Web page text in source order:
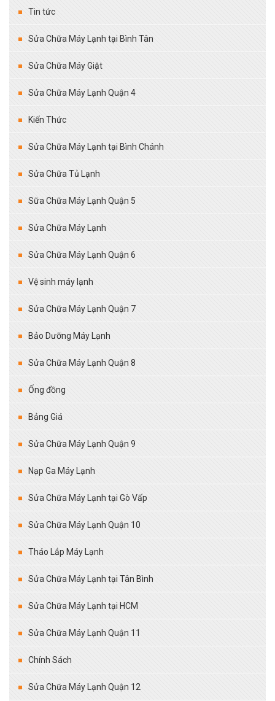
Tin tức
Sửa Chữa Máy Lạnh tại Bình Tân
Sửa Chữa Máy Giặt
Sửa Chữa Máy Lạnh Quận 4
Kiến Thức
Sửa Chữa Máy Lạnh tại Bình Chánh
Sửa Chữa Tủ Lạnh
Sữa Chữa Máy Lạnh Quận 5
Sửa Chữa Máy Lạnh
Sửa Chữa Máy Lạnh Quận 6
Vệ sinh máy lạnh
Sửa Chữa Máy Lạnh Quận 7
Bảo Dưỡng Máy Lạnh
Sửa Chữa Máy Lạnh Quận 8
Ống đồng
Bảng Giá
Sửa Chữa Máy Lạnh Quận 9
Nạp Ga Máy Lạnh
Sửa Chữa Máy Lạnh tại Gò Vấp
Sửa Chữa Máy Lạnh Quận 10
Tháo Lắp Máy Lạnh
Sửa Chữa Máy Lạnh tại Tân Bình
Sửa Chữa Máy Lạnh tại HCM
Sửa Chữa Máy Lạnh Quận 11
Chính Sách
Sửa Chữa Máy Lạnh Quận 12